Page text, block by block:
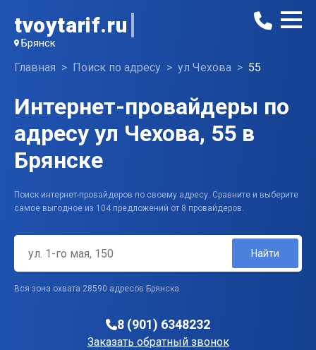
tvoytarif.ru
Брянск
Главная Поиск по адресу ул Чехова 55
Интернет-провайдеры по
адресу ул Чехова, 55 в
Брянске
Поиск интернет-провайдеров по своему адресу. Сравните и выберите
самое выгодное из 104 предложений от 8 провайдеров.
Найти
Вся зона охвата 28590 адресов Брянска
8 (901) 6348232
Заказать обратный звонок